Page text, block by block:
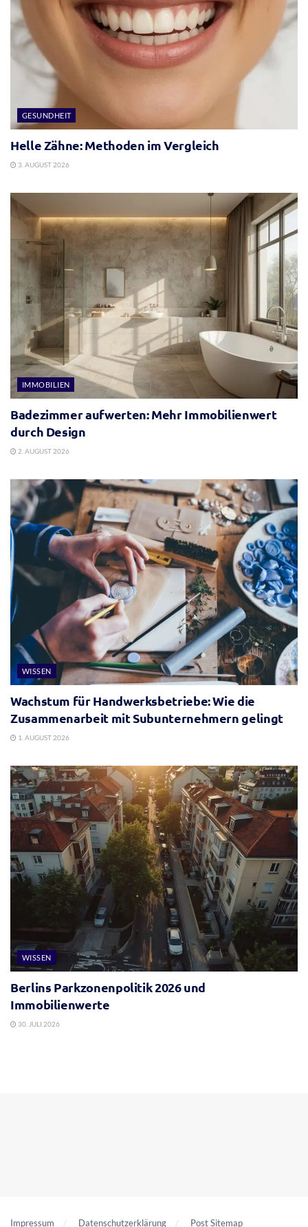
GESUNDHEIT
Helle Zähne: Methoden im Vergleich
3. AUGUST 2026
IMMOBILIEN
Badezimmer aufwerten: Mehr Immobilienwert
durch Design
2. AUGUST 2026
WISSEN
Wachstum für Handwerksbetriebe: Wie die
Zusammenarbeit mit Subunternehmern gelingt
1. AUGUST 2026
WISSEN
Berlins Parkzonenpolitik 2026 und
Immobilienwerte
30. JULI 2026
Impressum Datenschutzerklärung Post Sitemap